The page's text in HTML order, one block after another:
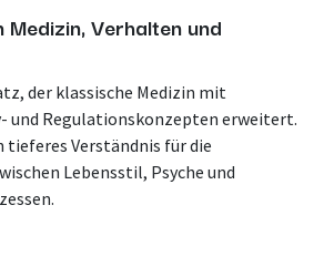
Verhalten und
der klassische Medizin mit
und Regulationskonzepten erweitert.
Verständnis für die
Lebensstil, Psyche und